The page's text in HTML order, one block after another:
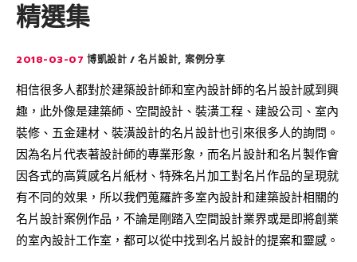
精選集
2018-03-07 博凱設計 名片設計,案例分享
相信很多人都對於建築設計師和室內設計師的名片設計感到興
趣，此外像是建築師、空間設計、裝潢工程、建設公司、室內
裝修、五金建材、裝潢設計的名片設計也引來很多人的詢問。
因為名片代表著設計師的專業形象，而名片設計和名片製作會
因各式的高質感名片紙材、特殊名片加工對名片作品的呈現就
有不同的效果，所以我們蒐羅許多室內設計和建築設計相關的
名片設計案例作品，不論是剛踏入空間設計業界或是即將創業
的室內設計工作室，都可以從中找到名片設計的提案和靈感。